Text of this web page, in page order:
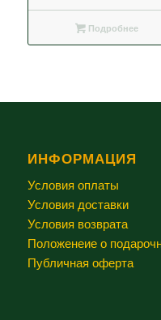
Подробнее
ИНФОРМАЦИЯ
Условия оплаты
Условия доставки
Условия возврата
Положенеие о
Публичная оферта